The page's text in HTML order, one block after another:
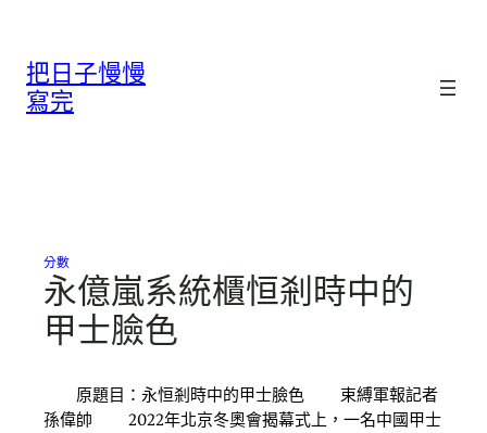
把日子慢慢
寫完
分數
永億嵐系統櫃恒剎時中的
甲士臉色
原題目：永恒剎時中的甲士臉色 束縛軍報記者
孫偉帥 2022年北京冬奧會揭幕式上，一名中國甲士